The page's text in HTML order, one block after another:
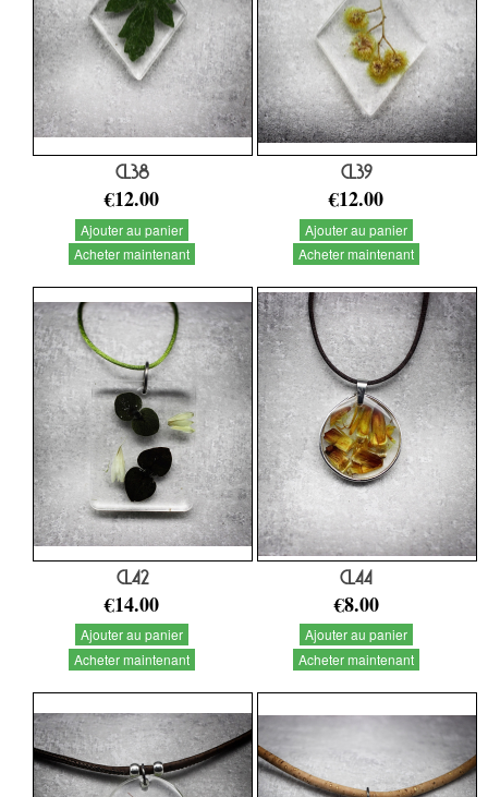
CL38
€12.00
Ajouter au panier
Acheter maintenant
CL39
€12.00
Ajouter au panier
Acheter maintenant
CL42
€14.00
Ajouter au panier
Acheter maintenant
CL44
€8.00
Ajouter au panier
Acheter maintenant